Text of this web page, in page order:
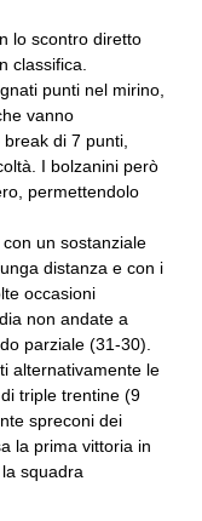
lo scontro diretto
classifica.
punti nel mirino,
vanno
di 7 punti,
I bolzanini però
permettendolo
un sostanziale
distanza e con i
occasioni
non andate a
parziale (31-30).
alternativamente le
triple trentine (9
spreconi dei
la prima vittoria in
squadra